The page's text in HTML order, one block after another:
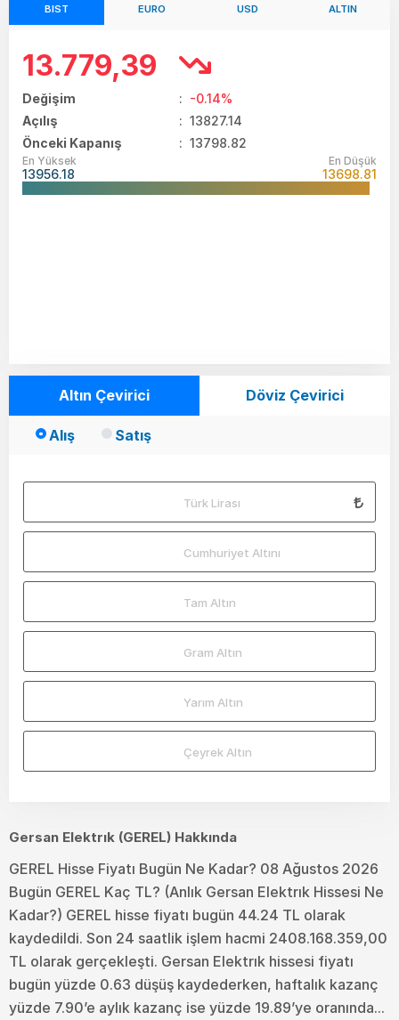
BIST EURO USD ALTIN
13.779,39
Değişim : -0.14%
Açılış
: 13827.14
Önceki Kapanış
: 13798.82
En Yüksek
13956.18
En Düşük
13698.81
Altın Çevirici Döviz Çevirici
Alış Satış
Türk Lirası
Cumhuriyet Altını
Tam Altın
Gram Altın
Yarım Altın
Çeyrek Altın
Gersan Elektrık (GEREL) Hakkında
GEREL Hisse Fiyatı Bugün Ne Kadar? 08 Ağustos 2026
Bugün GEREL Kaç TL? (Anlık Gersan Elektrık Hissesi Ne
Kadar?) GEREL hisse fiyatı bugün 44.24 TL olarak
kaydedildi. Son 24 saatlik işlem hacmi 2408.168.359,00
TL olarak gerçekleşti. Gersan Elektrık hissesi fiyatı
bugün yüzde 0.63 düşüş kaydederken, haftalık kazanç
yüzde 7.90’e aylık kazanç ise yüzde 19.89’ye oranında...